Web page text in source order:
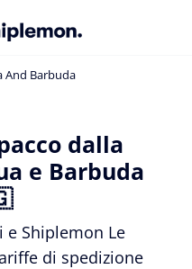
And Barbuda
dalla
e Barbuda
e Shiplemon Le
di spedizione